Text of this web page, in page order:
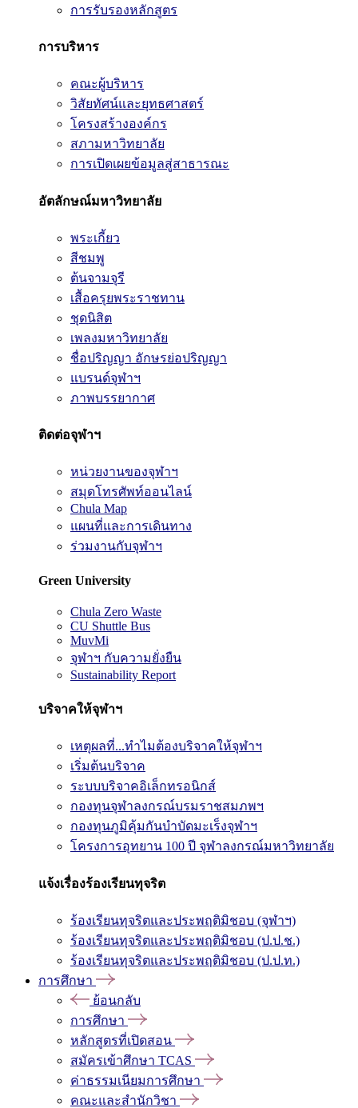
การรับรองหลักสูตร
การบริหาร
คณะผู้บริหาร
วิสัยทัศน์และยุทธศาสตร์
โครงสร้างองค์กร
สภามหาวิทยาลัย
การเปิดเผยข้อมูลสู่สาธารณะ
อัตลักษณ์มหาวิทยาลัย
พระเกี้ยว
สีชมพู
ต้นจามจุรี
เสื้อครุยพระราชทาน
ชุดนิสิต
เพลงมหาวิทยาลัย
ชื่อปริญญา อักษรย่อปริญญา
แบรนด์จุฬาฯ
ภาพบรรยากาศ
ติดต่อจุฬาฯ
หน่วยงานของจุฬาฯ
สมุดโทรศัพท์ออนไลน์
Chula Map
แผนที่และการเดินทาง
ร่วมงานกับจุฬาฯ
Green University
Chula Zero Waste
CU Shuttle Bus
MuvMi
จุฬาฯ กับความยั่งยืน
Sustainability Report
บริจาคให้จุฬาฯ
เหตุผลที่...ทำไมต้องบริจาคให้จุฬาฯ
เริ่มต้นบริจาค
ระบบบริจาคอิเล็กทรอนิกส์
กองทุนจุฬาลงกรณ์บรมราชสมภพฯ
กองทุนภูมิคุ้มกันบำบัดมะเร็งจุฬาฯ
โครงการอุทยาน 100 ปี จุฬาลงกรณ์มหาวิทยาลัย
แจ้งเรื่องร้องเรียนทุจริต
ร้องเรียนทุจริตและประพฤติมิชอบ (จุฬาฯ)
ร้องเรียนทุจริตและประพฤติมิชอบ (ป.ป.ช.)
ร้องเรียนทุจริตและประพฤติมิชอบ (ป.ป.ท.)
การศึกษา
ย้อนกลับ
การศึกษา
หลักสูตรที่เปิดสอน
สมัครเข้าศึกษา TCAS
ค่าธรรมเนียมการศึกษา
คณะและสำนักวิชา